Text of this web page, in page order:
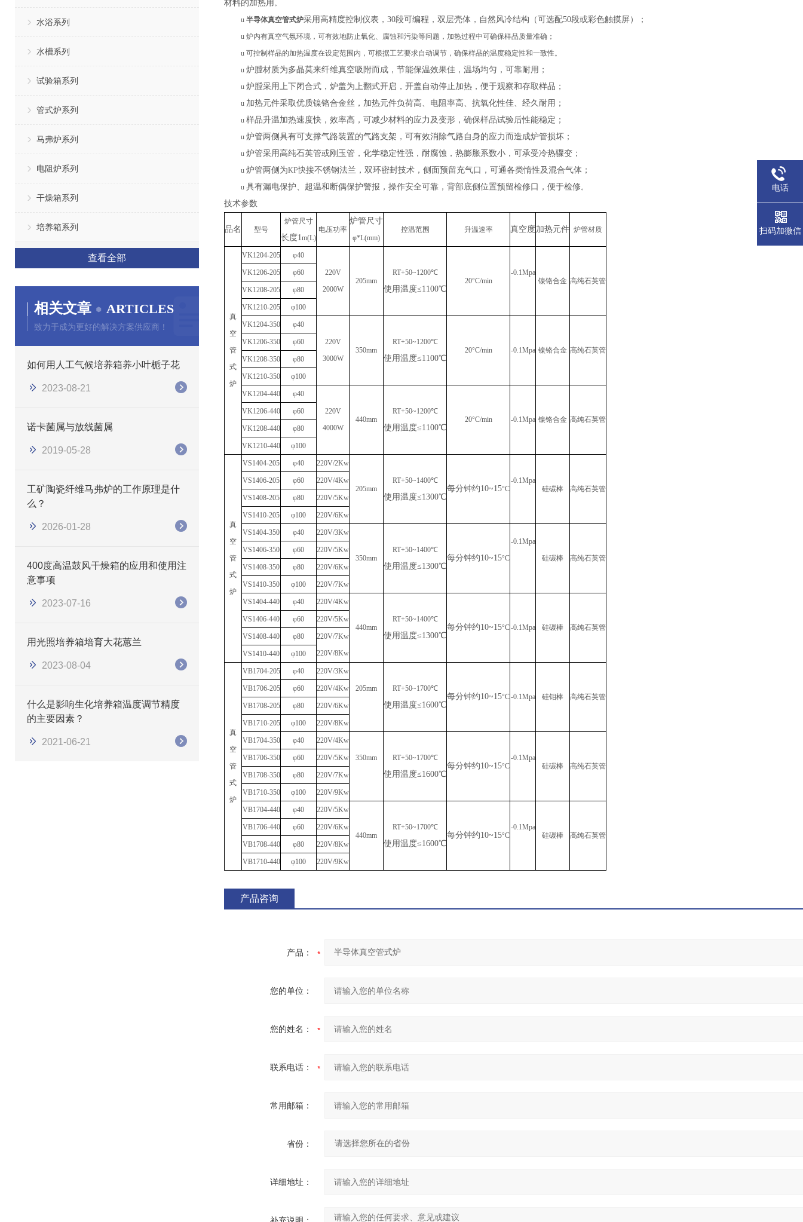
水浴系列
水槽系列
试验箱系列
管式炉系列
马弗炉系列
电阻炉系列
干燥箱系列
培养箱系列
查看全部
相关文章 ARTICLES
致力于成为更好的解决方案供应商！
如何用人工气候培养箱养小叶栀子花
2023-08-21
诺卡菌属与放线菌属
2019-05-28
工矿陶瓷纤维马弗炉的工作原理是什
么？
2026-01-28
400度高温鼓风干燥箱的应用和使用注
意事项
2023-07-16
用光照培养箱培育大花蕙兰
2023-08-04
什么是影响生化培养箱温度调节精度
的主要因素？
2021-06-21
材料的加热用 。
u 半导体真空管式炉采用高精度控制仪表， 30段可编程，双层壳体，自然风冷结构（可选配50段或彩色触摸屏）；
u 炉内有真空气氛环境，可有效地防止氧化、腐蚀和污染等问题，加热过程中可确保样品质量准确；
u 可控制样品的加热温度在设定范围内，可根据工艺要求自动调节，确保样品的温度稳定性和一致性。
u 炉膛材质为多晶莫来纤维真空吸附而成，节能保温效果佳，温场均匀，可靠耐用；
u 炉膛采用上下闭合式，炉盖为上翻式开启，开盖自动停止加热，便于观察和存取样品；
u 加热元件采取优质镍铬合金丝，加热元件负荷高、电阻率高、抗氧化性佳、经久耐用；
u 样品升温加热速度快，效率高，可减少材料的应力及变形，确保样品试验后性能稳定；
u 炉管两侧具有可支撑气路装置的气路支架，可有效消除气路自身的应力而造成炉管损坏；
u 炉管采用高纯石英管或刚玉管，化学稳定性强，耐腐蚀，热膨胀系数小，可承受冷热骤变；
u 炉管两侧为KF快接不锈钢法兰，双环密封技术，侧面预留充气口，可通各类惰性及混合气体；
u 具有漏电保护、超温和断偶保护警报，操作安全可靠，背部底侧位置预留检修口，便于检修。
技术参数
品名 型号
炉管尺寸
长度1m(L)
电压功率
炉管尺寸
φ*L(mm)
控温范围 升温速率 真空度加热元件 炉管材质
真
空
管
式
炉
VK1204-205 φ40
220V
2000W
205mm
RT+50~1200℃
使用温度≤1100℃
20°C/min
-0.1Mpa
镍铬合金 高纯石英管
VK1206-205 φ60
VK1208-205 φ80
VK1210-205 φ100
VK1204-350 φ40
220V
3000W
350mm
RT+50~1200℃
使用温度≤1100℃
20°C/min -0.1Mpa 镍铬合金 高纯石英管
VK1206-350 φ60
VK1208-350 φ80
VK1210-350 φ100
VK1204-440 φ40
220V
4000W
440mm
RT+50~1200℃
使用温度≤1100℃
20°C/min -0.1Mpa 镍铬合金 高纯石英管
VK1206-440 φ60
VK1208-440 φ80
VK1210-440 φ100
真
空
管
式
炉
VS1404-205 φ40 220V/2Kw
205mm
RT+50~1400℃
使用温度≤1300℃
每分钟约10~15°C
-0.1Mpa
硅碳棒
高纯石英管
VS1406-205 φ60 220V/4Kw
VS1408-205 φ80 220V/5Kw
VS1410-205 φ100 220V/6Kw
VS1404-350 φ40 220V/3Kw
350mm
RT+50~1400℃
使用温度≤1300℃
每分钟约10~15°C
-0.1Mpa
硅碳棒
高纯石英管
VS1406-350 φ60 220V/5Kw
VS1408-350 φ80 220V/6Kw
VS1410-350 φ100 220V/7Kw
VS1404-440 φ40 220V/4Kw
440mm
RT+50~1400℃
使用温度≤1300℃
每分钟约10~15°C-0.1Mpa 硅碳棒 高纯石英管
VS1406-440 φ60 220V/5Kw
VS1408-440 φ80
220V/7Kw
220V/8Kw
VS1410-440 φ100
真
空
管
式
炉
VB1704-205 φ40 220V/3Kw
205mm RT+50~1700℃
使用温度≤1600℃
每分钟约10~15°C-0.1Mpa 硅钼棒 高纯石英管
VB1706-205 φ60 220V/4Kw
VB1708-205 φ80 220V/6Kw
VB1710-205 φ100 220V/8Kw
VB1704-350 φ40 220V/4Kw
350mm RT+50~1700℃
使用温度≤1600℃
每分钟约10~15°C
-0.1Mpa
硅碳棒
高纯石英管
VB1706-350 φ60 220V/5Kw
VB1708-350 φ80 220V/7Kw
VB1710-350 φ100 220V/9Kw
VB1704-440 φ40 220V/5Kw
440mm
RT+50~1700℃
使用温度≤1600℃
每分钟约10~15°C
-0.1Mpa
硅碳棒
高纯石英管
VB1706-440 φ60 220V/6Kw
VB1708-440 φ80 220V/8Kw
VB1710-440 φ100 220V/9Kw
产品咨询
产品：
您的单位：
您的姓名：
联系电话：
常用邮箱：
省份：
详细地址：
电话
扫码加微信